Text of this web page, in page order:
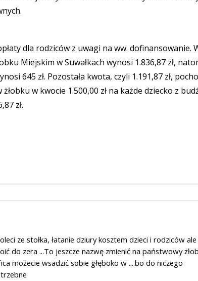
dla rodziców z uwagi na ww. dofinansowanie.
Miejskim w Suwałkach wynosi 1.836,87 zł,
645 zł. Pozostała kwota, czyli 1.191,87 zł,
w kwocie 1.500,00 zł na każde dziecko z
zł.
ze stołka, łatanie dziury kosztem dzieci i rodziców ale
do zera ...To jeszcze nazwę zmienić na państwowy
możecie wsadzić sobie głęboko w ....bo do niczego